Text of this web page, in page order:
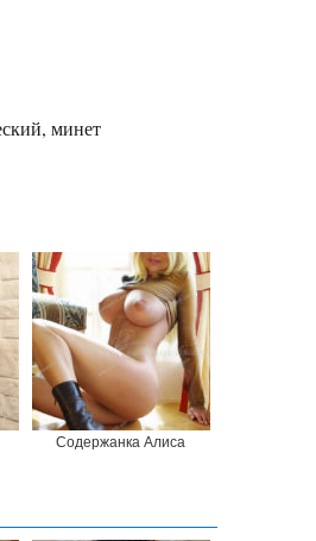
минет
Содержанка Алиса